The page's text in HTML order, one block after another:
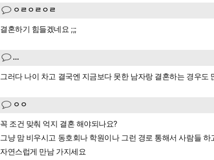
ㅇㄹㅇㄹㅇㄹ
결혼하기 힘들겠네요 ;;;
...
그러다 나이 차고 결국엔 지금보다 못한 남자랑 결혼하는 경우도
ㅇㅇ
꼭 조건 맞춰 억지 결혼 해야되나요?
그냥 맘 비우시고 동호회나 학원이나 그런 경로 통해서 사람들 하
자연스럽게 만남 가지세요